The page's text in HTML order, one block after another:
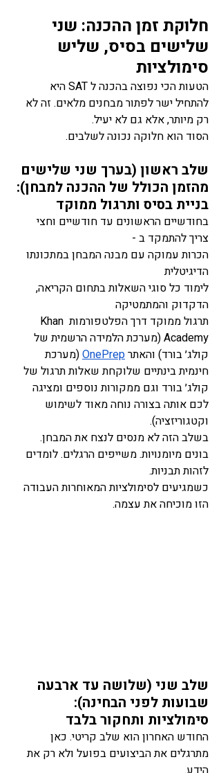
חלוקת זמן ההכנה: שני
שלישים בסיס, שליש
סימולציות
הטעות הכי נפוצה בהכנה ל SAT היא
להתחיל ישר לפתור מבחנים מלאים. זה לא
רק מיותר, אלא גם לא יעיל.
הסוד הוא חלוקה נכונה לשלבים.
שלב ראשון (בערך שני שלישים
מהזמן הכולל של ההכנה למבחן):
בניית בסיס ותרגול ממוקד
בחודשיים הראשונים עד חודשיים וחצי
צריך להתמקד ב -
הכרות עמוקה עם מבנה המבחן במתכונתו
הדיגיטלית
לימוד כל סוגי השאלות בתחום הקריאה,
הדקדוק והמתמטיקה
תרגול ממוקד דרך הפלטפורמות Khan
Academy (מערכת הלמידה הרשמית של
קולג׳ בורד) והאתר OnePrep (מערכת
חינמית בינתיים שלוקחת שאלות תרגול של
קולג׳ בורד וגם ממקורות נוספים ומציגה
לכם אותה בצורה נוחה מאוד לשימוש
וקטגוריזציה).
בשלב הזה לא מנסים לנצח את המבחן.
בונים מיומנויות. משייפים הרגלים. לומדים
לזהות תבניות.
כשמגיעים לסימולציות המאוחרות העבודה
הזו מוכיחה את עצמה.
שלב שני (שלושה עד ארבעה
שבועות לפני הבחינה):
סימולציות ותחקור בלבד
החודש האחרון הוא שלב קריטי. כאן
מתרגלים את הביצועים בפועל ולא רק את